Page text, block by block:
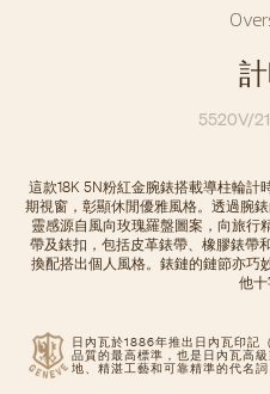
5520V/
日內瓦於1886年推出日內瓦印記
品質的最高標準，也是日內瓦高
地、精湛工藝和可靠精準的代名詞
這款18K 5N粉紅金腕錶搭載導柱輪計
期視窗，彰顯休閒優雅風格。透過腕
靈感源自風向玫瑰羅盤圖案，向旅行
帶及錶扣，包括皮革錶帶、橡膠錶帶
換配搭出個人風格。錶鏈的鏈節亦
他十